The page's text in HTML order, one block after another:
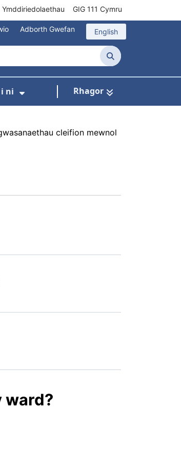
Ymddiriedolaethau GIG 111 Cymru
Adborth Gwefan English
Chwilio
ni Rhagor
cleifion mewnol
ward?